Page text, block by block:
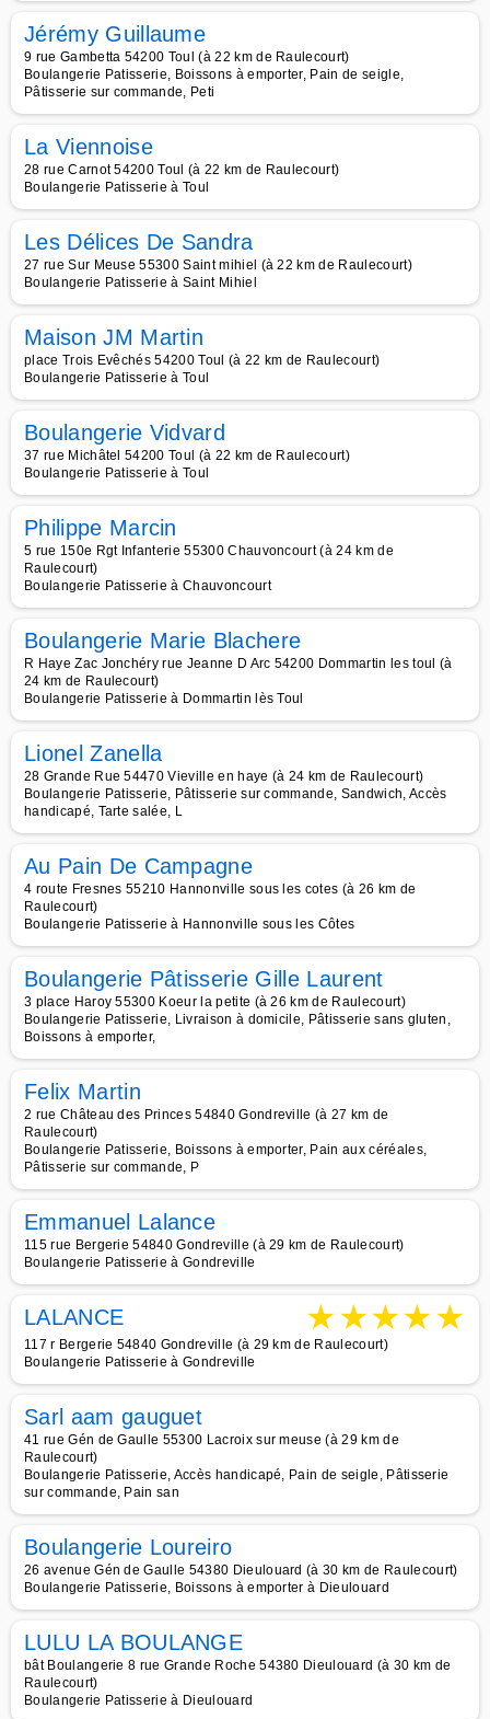
Jérémy Guillaume
9 rue Gambetta 54200 Toul (à 22 km de Raulecourt)
Boulangerie Patisserie, Boissons à emporter, Pain de seigle,
Pâtisserie sur commande, Peti
La Viennoise
28 rue Carnot 54200 Toul (à 22 km de Raulecourt)
Boulangerie Patisserie à Toul
Les Délices De Sandra
27 rue Sur Meuse 55300 Saint mihiel (à 22 km de Raulecourt)
Boulangerie Patisserie à Saint Mihiel
Maison JM Martin
place Trois Evêchés 54200 Toul (à 22 km de Raulecourt)
Boulangerie Patisserie à Toul
Boulangerie Vidvard
37 rue Michâtel 54200 Toul (à 22 km de Raulecourt)
Boulangerie Patisserie à Toul
Philippe Marcin
5 rue 150e Rgt Infanterie 55300 Chauvoncourt (à 24 km de
Raulecourt)
Boulangerie Patisserie à Chauvoncourt
Boulangerie Marie Blachere
R Haye Zac Jonchéry rue Jeanne D Arc 54200 Dommartin les toul (à
24 km de Raulecourt)
Boulangerie Patisserie à Dommartin lès Toul
Lionel Zanella
28 Grande Rue 54470 Vieville en haye (à 24 km de Raulecourt)
Boulangerie Patisserie, Pâtisserie sur commande, Sandwich, Accès
handicapé, Tarte salée, L
Au Pain De Campagne
4 route Fresnes 55210 Hannonville sous les cotes (à 26 km de
Raulecourt)
Boulangerie Patisserie à Hannonville sous les Côtes
Boulangerie Pâtisserie Gille Laurent
3 place Haroy 55300 Koeur la petite (à 26 km de Raulecourt)
Boulangerie Patisserie, Livraison à domicile, Pâtisserie sans gluten,
Boissons à emporter,
Felix Martin
2 rue Château des Princes 54840 Gondreville (à 27 km de
Raulecourt)
Boulangerie Patisserie, Boissons à emporter, Pain aux céréales,
Pâtisserie sur commande, P
Emmanuel Lalance
115 rue Bergerie 54840 Gondreville (à 29 km de Raulecourt)
Boulangerie Patisserie à Gondreville
LALANCE ★★★★★
117 r Bergerie 54840 Gondreville (à 29 km de Raulecourt)
Boulangerie Patisserie à Gondreville
Sarl aam gauguet
41 rue Gén de Gaulle 55300 Lacroix sur meuse (à 29 km de
Raulecourt)
Boulangerie Patisserie, Accès handicapé, Pain de seigle, Pâtisserie
sur commande, Pain san
Boulangerie Loureiro
26 avenue Gén de Gaulle 54380 Dieulouard (à 30 km de Raulecourt)
Boulangerie Patisserie, Boissons à emporter à Dieulouard
LULU LA BOULANGE
bât Boulangerie 8 rue Grande Roche 54380 Dieulouard (à 30 km de
Raulecourt)
Boulangerie Patisserie à Dieulouard